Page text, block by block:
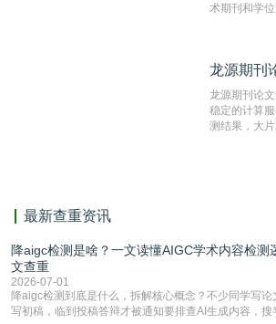
术期刊和学
对，利用指纹
有相似的片
准确率高，
龙源期刊
龙源期刊论
稳定的计算
测结果，大
最新查重资讯
降aigc检测是啥？一文读懂AIGC学术内容检测
文查重
2026-07-01
降aigc检测到底是什么，拆解核心概念？不少同学写论
写初稿，临到投稿答辩才被通知要排查AI生成内容，搜